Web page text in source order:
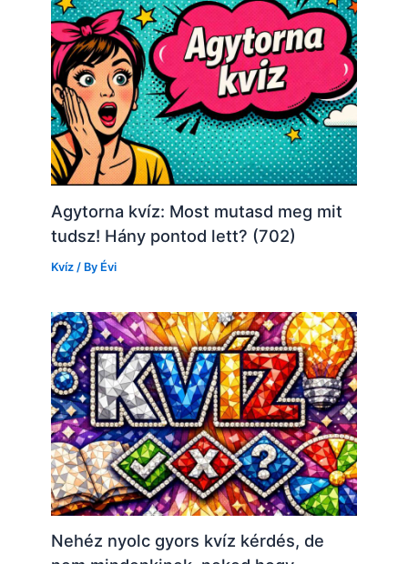
Agytorna kvíz: Most mutasd meg mit
tudsz! Hány pontod lett? (702)
Kvíz / By Évi
Nehéz nyolc gyors kvíz kérdés, de